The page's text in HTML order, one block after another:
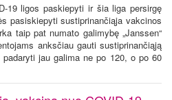
19 ligos paskiepyti ir šia liga persirgę
pasiskiepyti sustiprinančiąja vakcinos
taip pat numato galimybę „Janssen“
anksčiau gauti sustiprinančiąją
jau galima ne po 120, o po 60